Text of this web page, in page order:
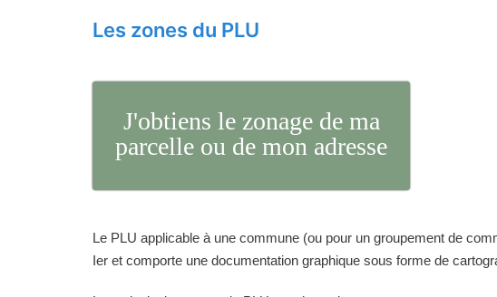
Les zones du PLU
J'obtiens le zonage de ma
parcelle ou de mon adresse
Le PLU applicable à une commune (ou pour un groupement de
Ier et comporte une documentation graphique sous forme de